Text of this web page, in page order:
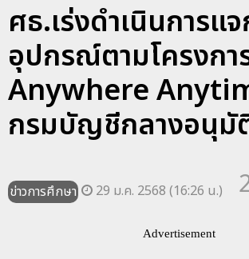
ศธ.เร่งดำเนินการแ
อุปกรณ์ตามโครงกา
Anywhere
กรมบัญชีกลางอนุมั
ข่าวการศึกษา 29 ม.ค. 2568 (16:26 น.)
Advertisement